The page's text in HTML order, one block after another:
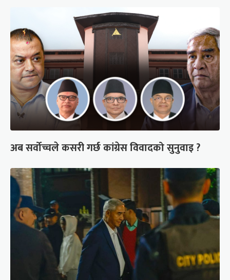
अब सर्वोच्चले कसरी गर्छ कांग्रेस विवादको सुनुवाइ ?